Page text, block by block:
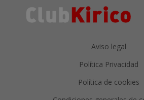
Aviso legal
Política Privacidad
Política de cookies